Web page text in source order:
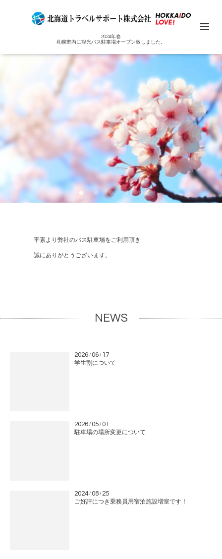
2024年春
札幌市内に観光バス駐車場オープン致しました。
平素より弊社のバス駐車場をご利用頂き
誠にありがとうございます。
NEWS
2026 / 06 / 17
学生割について
2026 / 05 / 01
駐車場の場所変更について
2024 / 08 / 25
ご好評につき乗務員用宿泊施設増室です！